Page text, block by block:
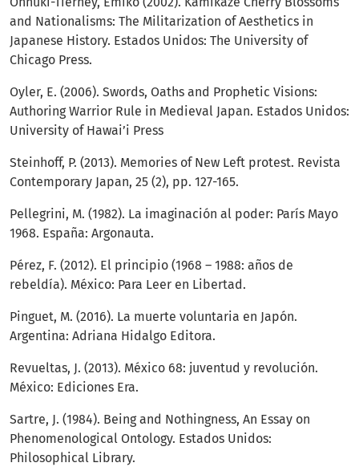
and Nationalisms: The Militarization of Aesthetics in
Japanese History. Estados Unidos: The University of
Chicago Press.
Oyler, E. (2006). Swords, Oaths and Prophetic Visions:
Authoring Warrior Rule in Medieval Japan. Estados Unidos:
University of Hawai’i Press
Steinhoff, P. (2013). Memories of New Left protest. Revista
Contemporary Japan, 25 (2), pp. 127-165.
Pellegrini, M. (1982). La imaginación al poder: París Mayo
1968. España: Argonauta.
Pérez, F. (2012). El principio (1968 – 1988: años de
rebeldía). México: Para Leer en Libertad.
Pinguet, M. (2016). La muerte voluntaria en Japón.
Argentina: Adriana Hidalgo Editora.
Revueltas, J. (2013). México 68: juventud y revolución.
México: Ediciones Era.
Sartre, J. (1984). Being and Nothingness, An Essay on
Phenomenological Ontology. Estados Unidos:
Philosophical Library.